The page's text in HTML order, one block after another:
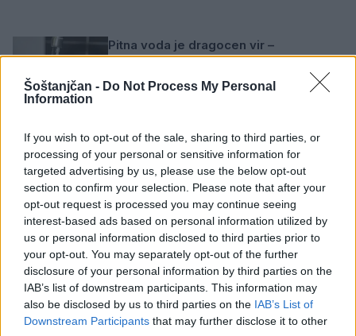
Šoštanjčan - Do Not Process My Personal
Information
If you wish to opt-out of the sale, sharing to third parties, or
processing of your personal or sensitive information for
targeted advertising by us, please use the below opt-out
section to confirm your selection. Please note that after your
opt-out request is processed you may continue seeing
interest-based ads based on personal information utilized by
us or personal information disclosed to third parties prior to
your opt-out. You may separately opt-out of the further
disclosure of your personal information by third parties on the
IAB’s list of downstream participants. This information may
also be disclosed by us to third parties on the IAB’s List of
Downstream Participants that may further disclose it to other
Pitna voda je dragocen vir –
uporabljajmo jo preudarno
5. avgust 2026
Od danes vzpostavljena popolna
zapora ceste na odcepu Zep-Vrabič v
Skornem
4. avgust 2026
NLB Mobilna poslovalnica Bank&Go bo
avgusta trikrat obiskala šoštanjsko
občino
2. avgust 2026
V ponedeljek bo v naselju Ravne